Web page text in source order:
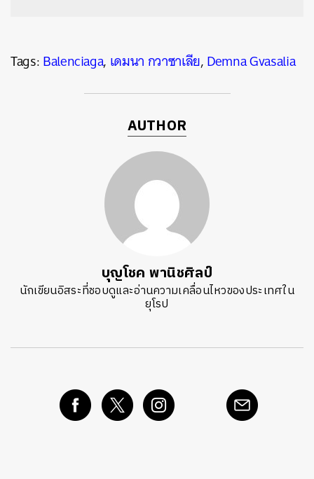
Tags:Balenciaga, เดมนา กวาซาเลีย,Demna Gvasalia
AUTHOR
บุญโชค พานิชศิลป์
นักเขียนอิสระที่ชอบดูและอ่านความเคลื่อนไหวของประเทศใน
ยุโรป